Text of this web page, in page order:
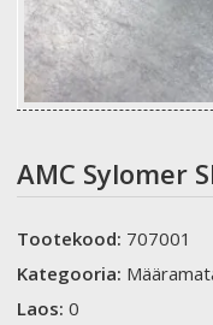
AMC Sylomer
Tootekood: 707001
Kategooria:
Laos:0